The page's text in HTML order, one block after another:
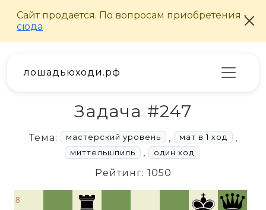
лошадьюходи.рф
Задача #247
Тема: мастерский уровень , мат в 1 ход ,
миттельшпиль , один ход
Рейтинг: 1050
8